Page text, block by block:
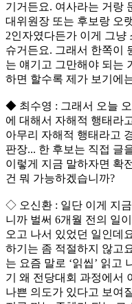
기거든요. 여사라는 거랑
대위원장 또는 후보랑 오
2인자였다든가 이게 그냥
슈거든요. 그래서 한쪽이
는 얘기고 그만해야 되는
하면 할수록 제가 보기에
◆ 최수영 : 그래서 오늘
에 대해서 자해적 행태라
아무리 자해적 행태라고
판장... 한 후보는 직접 글
이렇게 지금 말하자면 확
건 뭐 가능하겠습니까?
◇ 오신환 : 일단 이게 지
니까 벌써 6개월 전의 일
오고 나서 있었던 일인데
하기는 좀 적절하지 않고
는 요즘 말로 ‘읽씹’ 읽고
기 왜 전당대회 과정에서
나쁜 의도가 있다고 보여